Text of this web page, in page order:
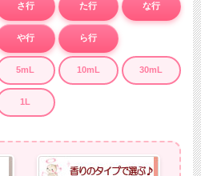
さ行 た行 な行
や行 ら行
5mL 10mL 30mL
1L